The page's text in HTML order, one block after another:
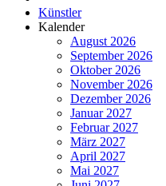
Künstler
Kalender
August 2026
September 2026
Oktober 2026
November 2026
Dezember 2026
Januar 2027
Februar 2027
März 2027
April 2027
Mai 2027